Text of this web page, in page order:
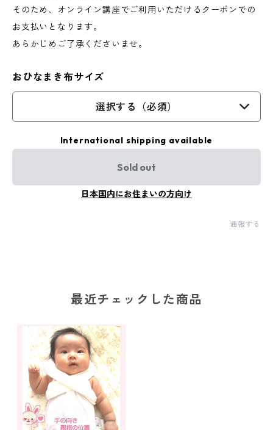
そのため、オンライン講座でご利用いただけるクーポンでの
お支払いとなります。
あらかじめご了承くださいませ。
おひなまき布サイズ
選択する（必須）
International shipping available
Sold out
日本国内にお住まいの方向け
通報する
最近チェックした商品